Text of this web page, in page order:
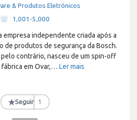
& Produtos Eletrónicos
1,001-5,000
empresa independente criada após a
de produtos de segurança da Bosch.
pelo contrário, nasceu de um spin-off
em Ovar,… Ler mais
★Seguir 1